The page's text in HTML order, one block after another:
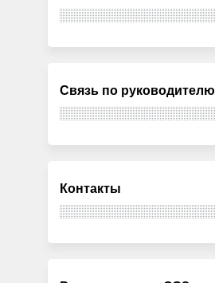
Связь по руководителю
Контакты